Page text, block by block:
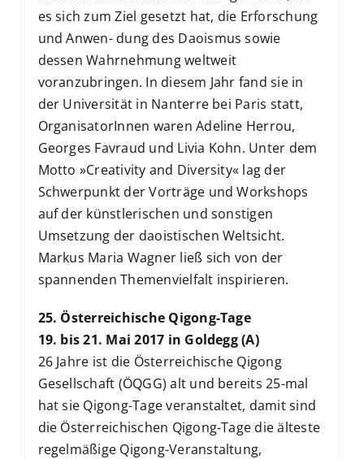
es sich zum Ziel gesetzt hat, die Erforschung
und Anwen- dung des Daoismus sowie
dessen Wahrnehmung weltweit
voranzubringen. In diesem Jahr fand sie in
der Universität in Nanterre bei Paris statt,
OrganisatorInnen waren Adeline Herrou,
Georges Favraud und Livia Kohn. Unter dem
Motto »Creativity and Diversity« lag der
Schwerpunkt der Vorträge und Workshops
auf der künstlerischen und sonstigen
Umsetzung der daoistischen Weltsicht.
Markus Maria Wagner ließ sich von der
spannenden Themenvielfalt inspirieren.
25. Österreichische Qigong-Tage
19. bis 21. Mai 2017 in Goldegg (A)
26 Jahre ist die Österreichische Qigong
Gesellschaft (ÖQGG) alt und bereits 25-mal
hat sie Qigong-Tage veranstaltet, damit sind
die Österreichischen Qigong-Tage die älteste
regelmäßige Qigong-Veranstaltung,